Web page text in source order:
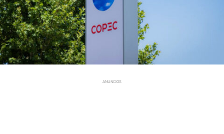
ANUNCIOS